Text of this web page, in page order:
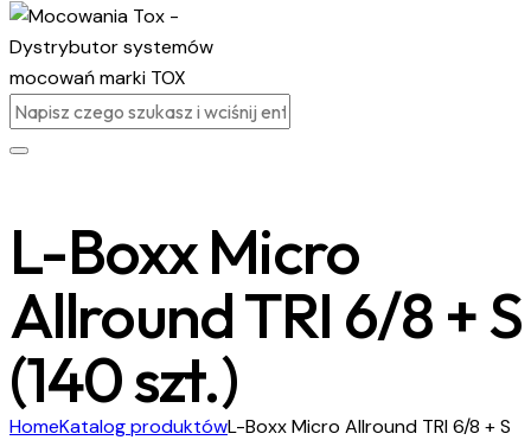
L-Boxx Micro
Allround TRI 6/8 + S
(140 szt.)
HomeKatalog produktówL-Boxx Micro Allround TRI 6/8 + S